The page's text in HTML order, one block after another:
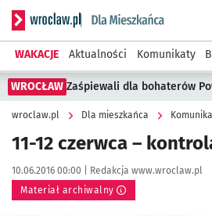
Serwis informacyjny wroclaw.pl
WAKACJE Aktualności Komunikaty
WROCŁAW Zaśpiewali dla bohaterów
wroclaw.pl Dla mieszkańca
11-12 czerwca –
Data publikacji:
10.06.2016 00:00 | Autor:
Redakcja www.wroclaw.pl
Materiał archiwalny